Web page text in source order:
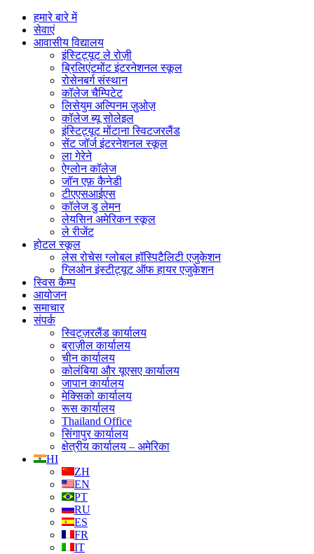
हमारे बारे में
सेवाएं
आवासीय विद्यालय
इंस्टिट्यूट ले रोज़ी
ब्रिलिएंटमोंट इंटरनेशनल स्कूल
रोसेनबर्ग संस्थान
कॉलेज चैम्पिटेट
लिसेयुम अल्पिनम ज़ुओज़
कॉलेज ब्यू सोलेइल
इंस्टिट्यूट मोंटाना स्विटजरलैंड
सेंट जॉर्ज इंटरनेशनल स्कूल
ला गेरेने
ऐग्लोन कॉलेज
जॉन एफ़ कैनेडी
टीएएसआईएस
कॉलेज डु लेमन
लेयसिन अमेरिकन स्कूल
ले रीजेंट
होटल स्कूल
लेस रोचेस ग्लोबल हॉस्पिटैलिटी एजुकेशन
ग्लिओन इंस्टीट्यूट ऑफ हायर एजुकेशन
स्विस कैम्प
आयोजन
समाचार
संपर्क
स्विट्ज़रलैंड कार्यालय
ब्राज़ील कार्यालय
चीन कार्यालय
कोलंबिया और यूएसए कार्यालय
जापान कार्यालय
मेक्सिको कार्यालय
रूस कार्यालय
Thailand Office
सिंगापुर कार्यालय
क्षेत्रीय कार्यालय – अमेरिका
HI
ZH
EN
PT
RU
ES
FR
IT